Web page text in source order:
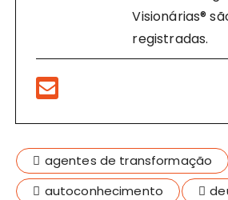
Visionárias®
registradas.
agentes de transformação
autoconhecimento